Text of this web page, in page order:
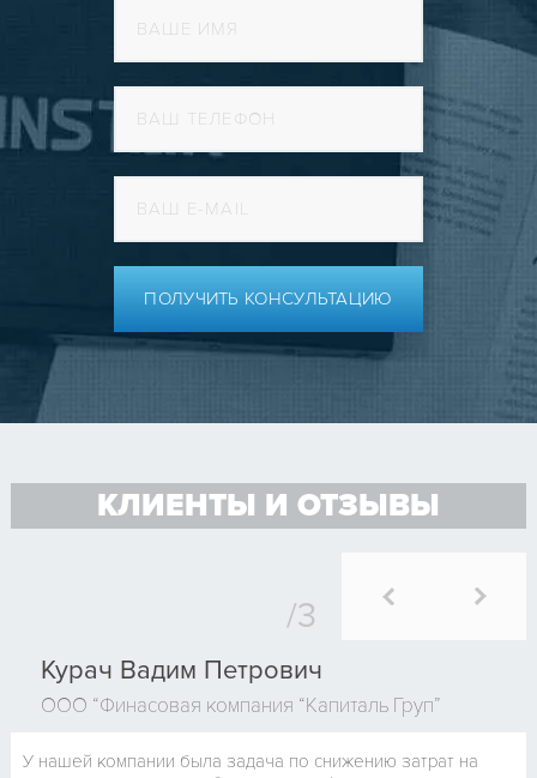
ПОЛУЧИТЬ КОНСУЛЬТАЦИЮ
КЛИЕНТЫ И ОТЗЫВЫ
Курач Вадим Петрович
ООО “Финасовая компания “Капиталь Груп”
У нашей компании была задача по снижению затрат на